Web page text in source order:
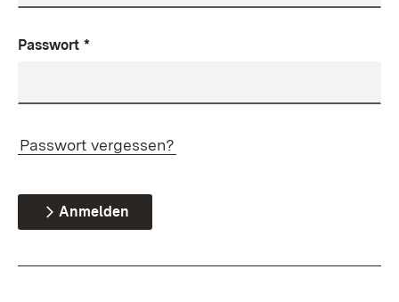
Passwort *
Passwort vergessen?
Anmelden